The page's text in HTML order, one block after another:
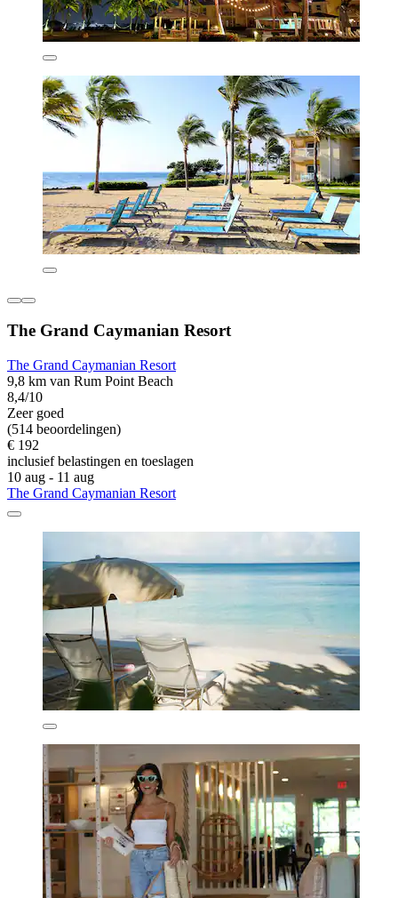
The Grand Caymanian Resort
The Grand Caymanian Resort
9,8 km van Rum Point Beach
8,4/10
Zeer goed
(514 beoordelingen)
€ 192
inclusief belastingen en toeslagen
10 aug - 11 aug
The Grand Caymanian Resort